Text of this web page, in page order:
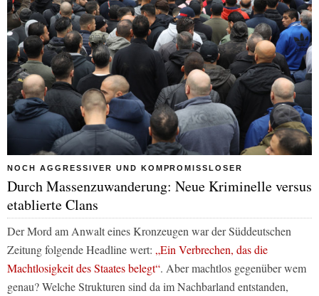
NOCH AGGRESSIVER UND KOMPROMISSLOSER
Durch Massenzuwanderung: Neue Kriminelle versus
etablierte Clans
Der Mord am Anwalt eines Kronzeugen war der Süddeutschen
Zeitung folgende Headline wert: „Ein Verbrechen, das die
Machtlosigkeit des Staates belegt“. Aber machtlos gegenüber wem
genau? Welche Strukturen sind da im Nachbarland entstanden,